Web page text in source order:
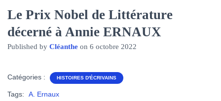
Le Prix Nobel de Littérature
décerné à Annie ERNAUX
Published by Cléanthe on 6 octobre 2022
Catégories : HISTOIRES D'ÉCRIVAINS
Tags: A. Ernaux